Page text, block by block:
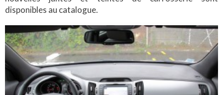
disponibles au catalogue.